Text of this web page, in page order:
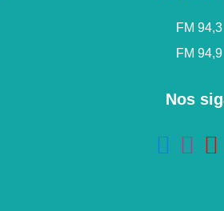
FM 94,3
FM 94,9
Nos